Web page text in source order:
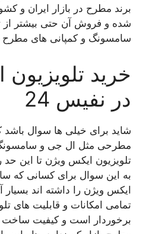
برند مطرح در بازار ایران و
شده و فروش آن حتی بیشتر از
سامسونگ و کمپانی های
خرید
در نفیس 24
شاید برای خیلی ها سوال باشد
مطرحی مثل ال جی و
تلویزیون ایکس ویژن تا این
به این سوال برای کسانی که
ایکس ویژن را داشته اند
تمامی امکانات و قابلیت های
برخوردار است و کیفیت ساخت